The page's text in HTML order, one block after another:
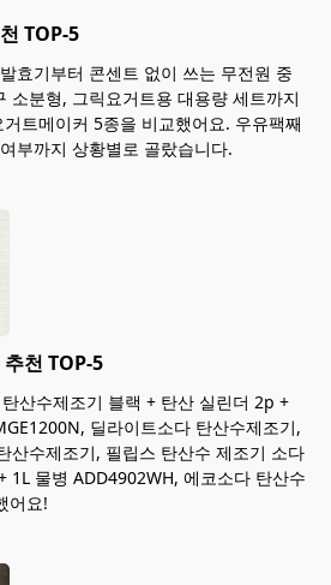
TOP-5
효기부터 콘센트 없이 쓰는 무전원 중
소분형, 그릭요거트용 대용량 세트까지
트메이커 5종을 비교했어요. 우유팩째
부까지 상황별로 골랐습니다.
천 TOP-5
산수제조기 블랙 + 탄산 실린더 2p +
딜라이트소다 탄산수제조기,
산수제조기, 필립스 탄산수 제조기 소다
1L 물병 ADD4902WH, 에코소다 탄산수
어요!